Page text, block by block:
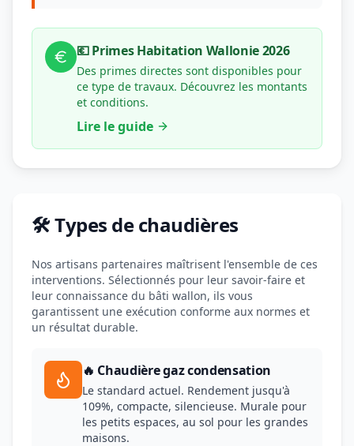
💶 Primes Habitation Wallonie 2026
Des primes directes sont disponibles pour
ce type de travaux. Découvrez les montants
et conditions.
Lire le guide
🛠️ Types de chaudières
Nos artisans partenaires maîtrisent l'ensemble de ces
interventions. Sélectionnés pour leur savoir-faire et
leur connaissance du bâti wallon, ils vous
garantissent une exécution conforme aux normes et
un résultat durable.
🔥 Chaudière gaz condensation
Le standard actuel. Rendement jusqu'à
109%, compacte, silencieuse. Murale pour
les petits espaces, au sol pour les grandes
maisons.